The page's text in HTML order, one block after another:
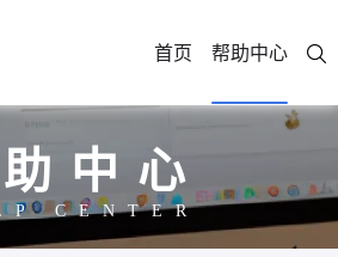
首页 帮助中心
中心
CENTER